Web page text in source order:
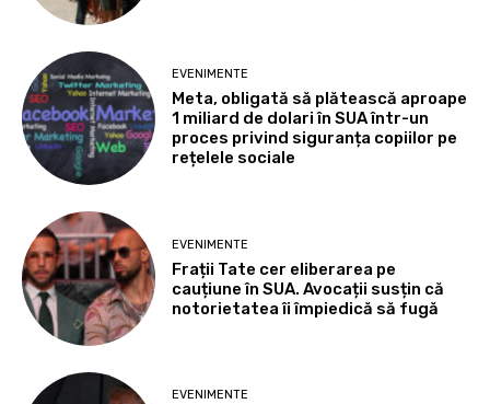
EVENIMENTE
Meta, obligată să plătească aproape
1 miliard de dolari în SUA într-un
proces privind siguranța copiilor pe
rețelele sociale
EVENIMENTE
Frații Tate cer eliberarea pe
cauțiune în SUA. Avocații susțin că
notorietatea îi împiedică să fugă
EVENIMENTE